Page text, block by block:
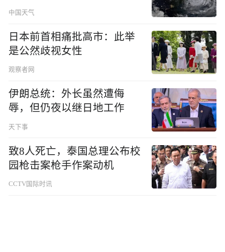
中国天气
日本前首相痛批高市：此举
是公然歧视女性
观察者网
伊朗总统：外长虽然遭侮
辱，但仍夜以继日地工作
天下事
致8人死亡，泰国总理公布校
园枪击案枪手作案动机
CCTV国际时讯